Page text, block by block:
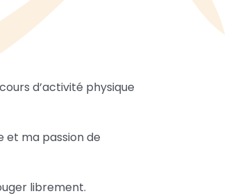
d’activité physique
et ma passion de
librement.